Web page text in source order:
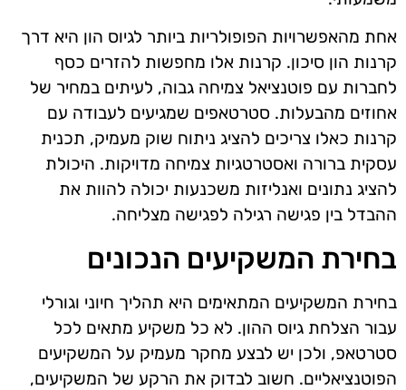
אחת מהאפשרויות הפופולריות ביותר לגיוס הון היא דרך
קרנות הון סיכון. קרנות אלו מחפשות להזרים כסף
לחברות עם פוטנציאל צמיחה גבוה, לעיתים במחיר של
אחוזים מהבעלות. סטרטאפים שמגיעים לעבודה עם
קרנות כאלו צריכים להציג ניתוח שוק מעמיק, תכנית
עסקית ברורה ואסטרטגיות צמיחה מדויקות. היכולת
להציג נתונים ואנליזות משכנעות יכולה להוות את
ההבדל בין פגישה רגילה לפגישה מצליחה.
בחירת המשקיעים הנכונים
בחירת המשקיעים המתאימים היא תהליך חיוני וגורלי
עבור הצלחת גיוס ההון. לא כל משקיע מתאים לכל
סטרטאפ, ולכן יש לבצע מחקר מעמיק על המשקיעים
הפוטנציאליים. חשוב לבדוק את הרקע של המשקיעים,